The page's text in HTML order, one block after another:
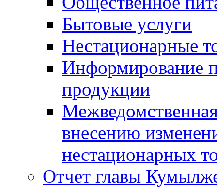
Бытовые услуги
Нестационарные
Информирование
продукции
внесению
нестационарных
Отчет главы